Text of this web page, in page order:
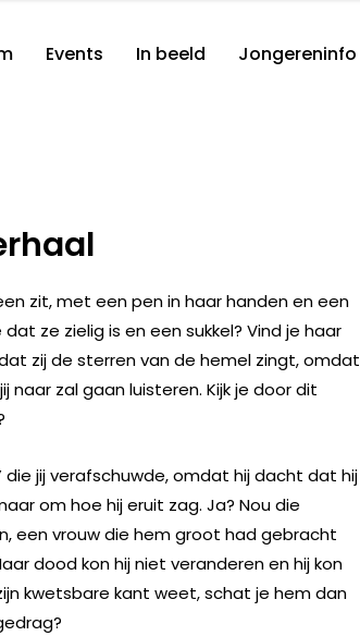
Events In beeld Jongereninfo
zit, met een pen in haar handen en een
ze zielig is en een sukkel? Vind je haar
zij de sterren van de hemel zingt, omdat
naar zal gaan luisteren. Kijk je door dit
die jij verafschuwde, omdat hij dacht dat hij
om hoe hij eruit zag. Ja? Nou die
een vrouw die hem groot had gebracht
dood kon hij niet veranderen en hij kon
kwetsbare kant weet, schat je hem dan